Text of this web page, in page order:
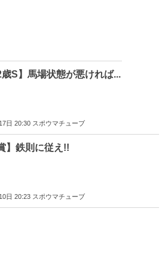
歳S】馬場状態が悪ければ...
日 20:30 スポウマチューブ
】鉄則に従え!!
日 20:23 スポウマチューブ